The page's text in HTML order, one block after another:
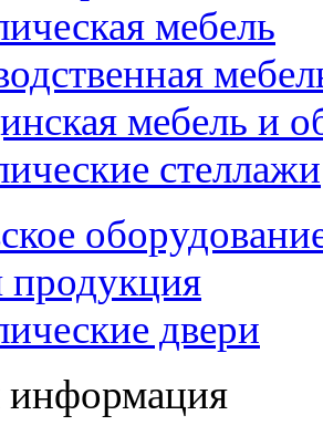
мебель
мебель и
стеллажи
продукция
двери
информация